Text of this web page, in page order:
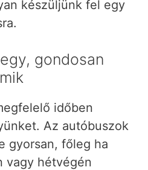
készüljünk fel egy
gondosan
időben
Az autóbuszok
gyorsan, főleg ha
vagy hétvégén